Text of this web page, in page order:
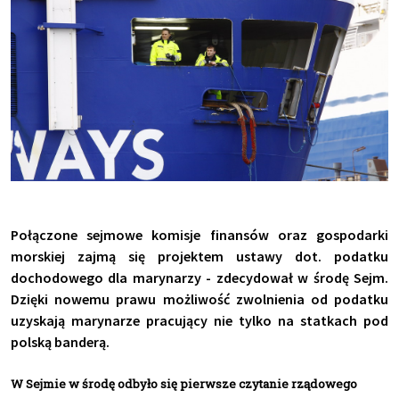
Połączone sejmowe komisje finansów oraz gospodarki
morskiej zajmą się projektem ustawy dot. podatku
dochodowego dla marynarzy - zdecydował w środę Sejm.
Dzięki nowemu prawu możliwość zwolnienia od podatku
uzyskają marynarze pracujący nie tylko na statkach pod
polską banderą.
W Sejmie w środę odbyło się pierwsze czytanie rządowego